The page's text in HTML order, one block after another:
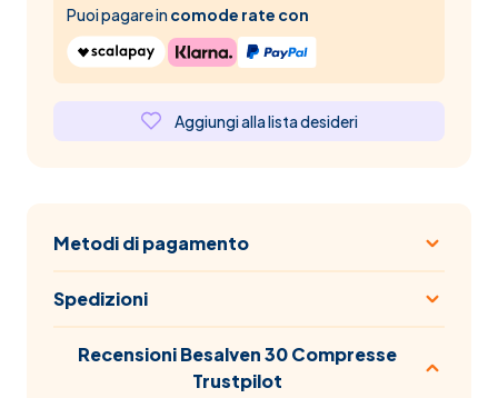
Puoi pagare incomode rate con
Aggiungi alla lista desideri
Metodi di pagamento
Spedizioni
Recensioni Besalven 30 Compresse
Trustpilot